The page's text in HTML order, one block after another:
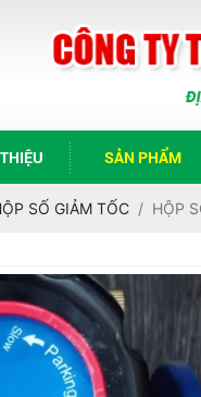
SẢN PHẨM
SỐ GIẢM TỐC HỘP